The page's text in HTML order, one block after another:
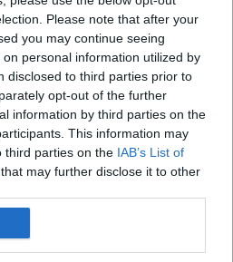
Please note that after your
you may continue seeing
personal information utilized by
disclosed to third parties prior to
opt-out of the further
information by third parties on the
This information may
third parties on the IAB’s List of
that may further disclose it to other
noastre